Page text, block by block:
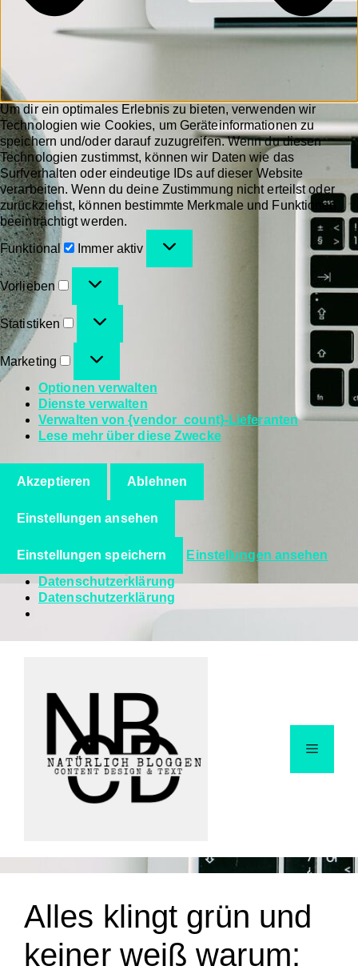
Um dir ein optimales Erlebnis zu bieten, verwenden wir
Technologien wie Cookies, um Geräteinformationen zu
speichern und/oder darauf zuzugreifen. Wenn du diesen
Technologien zustimmst, können wir Daten wie das
Surfverhalten oder eindeutige IDs auf dieser Website
verarbeiten. Wenn du deine Zustimmung nicht erteilst oder
zurückziehst, können bestimmte Merkmale und Funktionen
beeinträchtigt werden.
Funktional
Immer aktiv
Vorlieben
Statistiken
Marketing
Optionen verwalten
Dienste verwalten
Verwalten von {vendor_count}-Lieferanten
Lese mehr über diese Zwecke
Akzeptieren Ablehnen
Einstellungen ansehen
Einstellungen speichern
Einstellungen ansehen
Datenschutzerklärung
Datenschutzerklärung
Alles klingt grün und
keiner weiß warum: